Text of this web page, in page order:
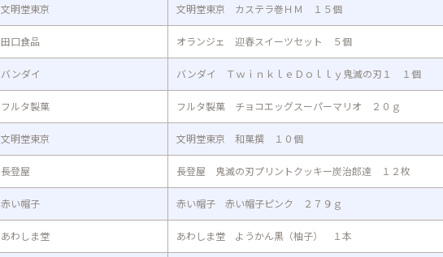
文明堂東京 文明堂東京 カステラ巻ＨＭ １５個
田口食品 オランジェ 迎春スイーツセット ５個
バンダイ バンダイ ＴｗｉｎｋｌｅＤｏｌｌｙ鬼滅の刃１ １個
フルタ製菓 フルタ製菓 チョコエッグスーパーマリオ ２０ｇ
文明堂東京 文明堂東京 和菓撰 １０個
長登屋 長登屋 鬼滅の刃プリントクッキー炭治郎達 １２枚
赤い帽子 赤い帽子 赤い帽子ピンク ２７９ｇ
あわしま堂 あわしま堂 ようかん黒（柚子） １本